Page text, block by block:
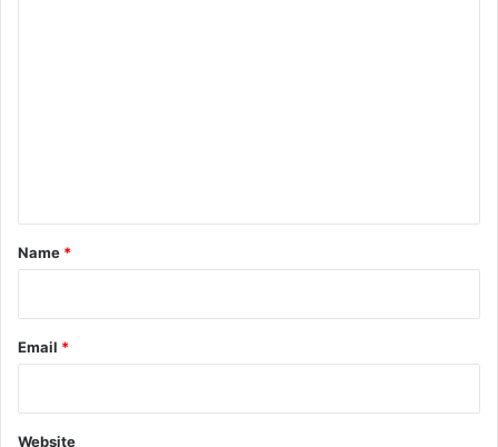
*
Name *
Email *
Website